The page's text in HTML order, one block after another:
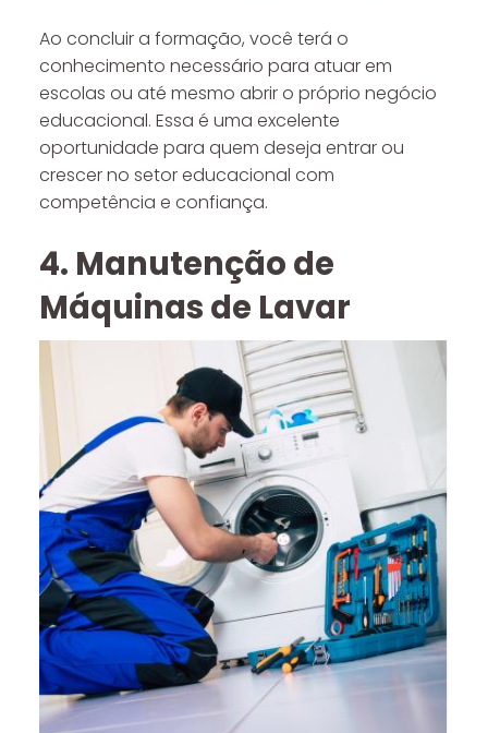
Ao concluir a formação, você terá o
conhecimento necessário para atuar em
escolas ou até mesmo abrir o próprio negócio
educacional. Essa é uma excelente
oportunidade para quem deseja entrar ou
crescer no setor educacional com
competência e confiança.
4. Manutenção de
Máquinas de Lavar